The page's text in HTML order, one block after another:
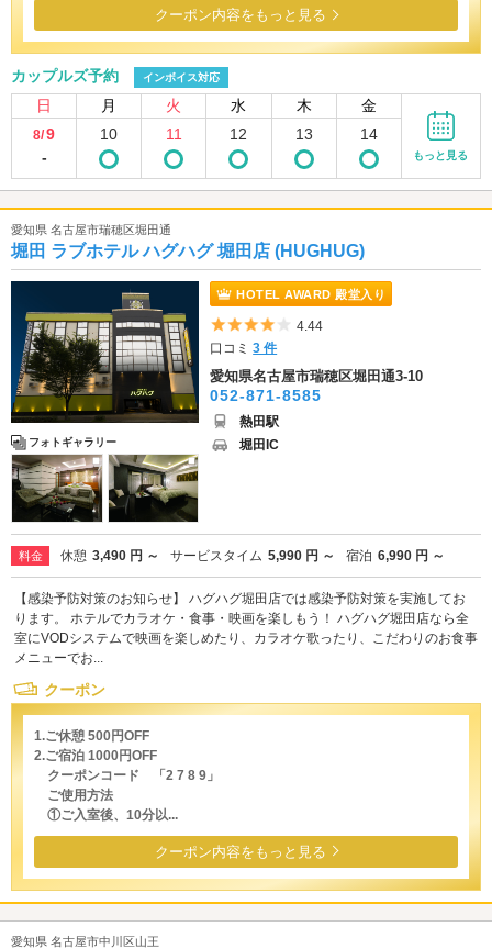
クーポン内容をもっと見る
カップルズ予約 インボイス対応
日 月 火 水 木 金
8/9
-
10 11 12 13 14
もっと見る
愛知県 名古屋市瑞穂区堀田通
堀田 ラブホテル ハグハグ 堀田店 (HUGHUG)
フォトギャラリー
HOTEL AWARD 殿堂入り
5つ星のうち4
4.44
口コミ3 件
愛知県名古屋市瑞穂区堀田通3-10
052-871-8585
熱田駅
堀田IC
料金 休憩 3,490 円 ～ サービスタイム 5,990 円 ～ 宿泊 6,990 円 ～
【感染予防対策のお知らせ】 ハグハグ堀田店では感染予防対策を実施してお
ります。 ホテルでカラオケ・食事・映画を楽しもう！ ハグハグ堀田店なら全
室にVODシステムで映画を楽しめたり、カラオケ歌ったり、こだわりのお食事
メニューでお...
クーポン
1.ご休憩 500円OFF
2.ご宿泊 1000円OFF
クーポンコード 「2 7 8 9」
ご使用方法
①ご入室後、10分以...
クーポン内容をもっと見る
愛知県 名古屋市中川区山王